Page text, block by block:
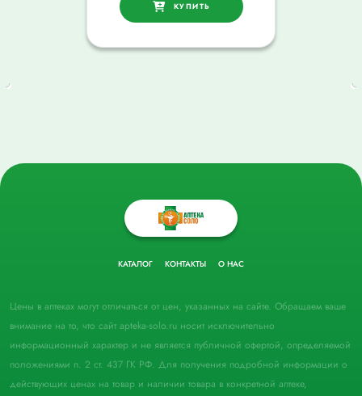
КУПИТЬ
КАТАЛОГ КОНТАКТЫ О НАС
Цены в аптеках могут отличаться от цен, указанных на сайте. Обращаем ваше
внимание на то, что сайт apteka-solo.ru носит исключительно
информационный характер и не является публичной офертой, определяемой
положениями п. 2 ст. 437 ГК РФ. Для получения подробной информации о
действующих ценах на товар и наличии товара в конкретной аптеке,